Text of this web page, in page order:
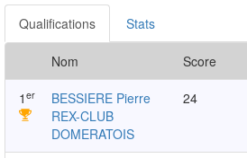
Qualifications Stats
Nom Score
1 er
BESSIERE Pierre
REX-CLUB
DOMERATOIS
24